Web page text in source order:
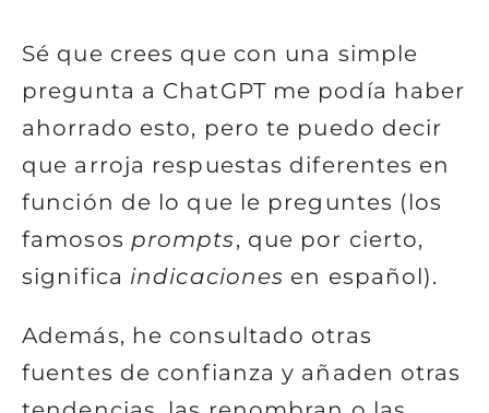
Sé que crees que con una simple
pregunta a ChatGPT me podía haber
ahorrado esto, pero te puedo decir
que arroja respuestas diferentes en
función de lo que le preguntes (los
famosos prompts, que por cierto,
significa indicaciones en español).
Además, he consultado otras
fuentes de confianza y añaden otras